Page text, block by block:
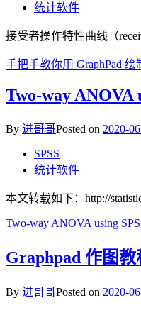
统计软件
接受者操作特性曲线（
手把手教你用 GraphPad 绘
Two-way ANOVA
By 进哥哥Posted on 2020-
SPSS
统计软件
本文转载如下：http://
Two-way ANOVA using
Graphpad 作图
By 进哥哥Posted on 2020-